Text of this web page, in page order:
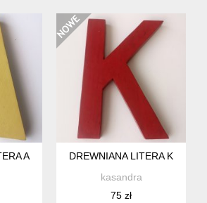
A
DREWNIANA LITERA K
kasandra
75 zł